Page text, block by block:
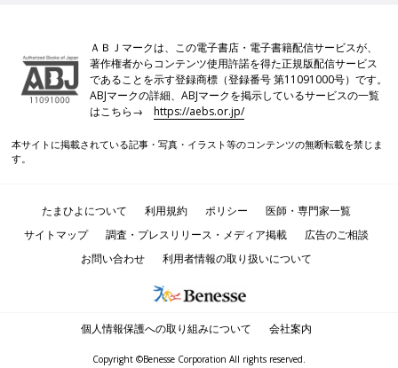
ＡＢＪマークは、この電子書店・電子書籍配信サービスが、
著作権者からコンテンツ使用許諾を得た正規版配信サービス
であることを示す登録商標（登録番号 第11091000号）です。
ABJマークの詳細、ABJマークを掲示しているサービスの一覧
はこちら→https://aebs.or.jp/
本サイトに掲載されている記事・写真・イラスト等のコンテンツの無断転載を禁じま
す。
たまひよについて 利用規約 ポリシー
医師・専門家一覧
サイトマップ
調査・プレスリリース・メディア掲載
広告のご相談
お問い合わせ
利用者情報の取り扱いについて
個人情報保護への取り組みについて 会社案内
Copyright ©Benesse Corporation All rights reserved.